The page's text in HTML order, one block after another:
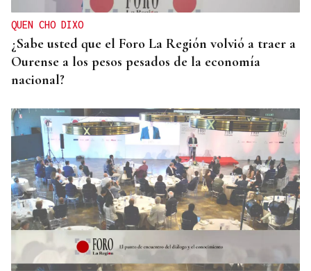
QUEN CHO DIXO
¿Sabe usted que el Foro La Región volvió a traer a
Ourense a los pesos pesados de la economía
nacional?